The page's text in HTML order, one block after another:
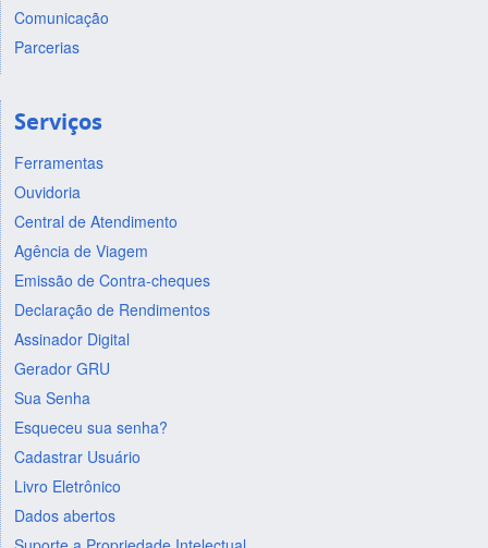
Comunicação
Parcerias
Serviços
Ferramentas
Ouvidoria
Central de Atendimento
Agência de Viagem
Emissão de Contra-cheques
Declaração de Rendimentos
Assinador Digital
Gerador GRU
Sua Senha
Esqueceu sua senha?
Cadastrar Usuário
Livro Eletrônico
Dados abertos